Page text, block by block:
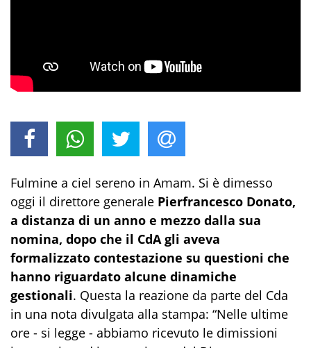
Fulmine a ciel sereno in Amam. Si è dimesso
oggi il direttore generale Pierfrancesco Donato,
a distanza di un anno e mezzo dalla sua
nomina, dopo che il CdA gli aveva
formalizzato contestazione su questioni che
hanno riguardato alcune dinamiche
gestionali. Questa la reazione da parte del Cda
in una nota divulgata alla stampa: “Nelle ultime
ore - si legge - abbiamo ricevuto le dimissioni